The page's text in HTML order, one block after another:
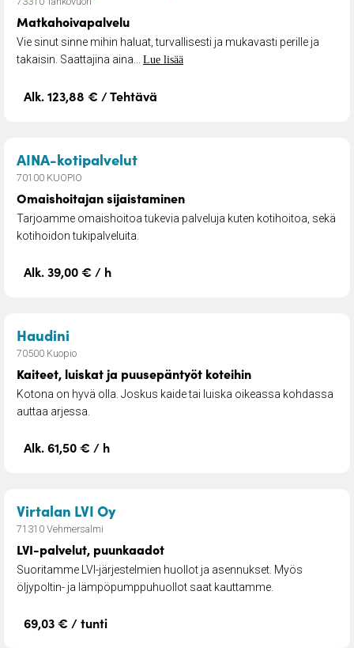
Matkahoivapalvelu
Vie sinut sinne mihin haluat, turvallisesti ja mukavasti perille ja
takaisin. Saattajina aina... Lue lisää
Alk. 123,88 € / Tehtävä
AINA-kotipalvelut– Omaishoitajan sijaistaminen
70100 KUOPIO
Omaishoitajan sijaistaminen
Tarjoamme omaishoitoa tukevia palveluja kuten kotihoitoa, sekä
kotihoidon tukipalveluita.​
Alk. 39,00 € / h
Haudini
70500 Kuopio
Kaiteet, luiskat ja puusepäntyöt koteihin
Kotona on hyvä olla. Joskus kaide tai luiska oikeassa kohdassa
auttaa arjessa.
Alk. 61,50 € / h
Virtalan LVI Oy– LVI-palvelut, puunkaadot
71310 Vehmersalmi
LVI-palvelut, puunkaadot
Suoritamme LVI-järjestelmien huollot ja asennukset. Myös
öljypoltin- ja lämpöpumppuhuollot saat kauttamme.
69,03 € / tunti